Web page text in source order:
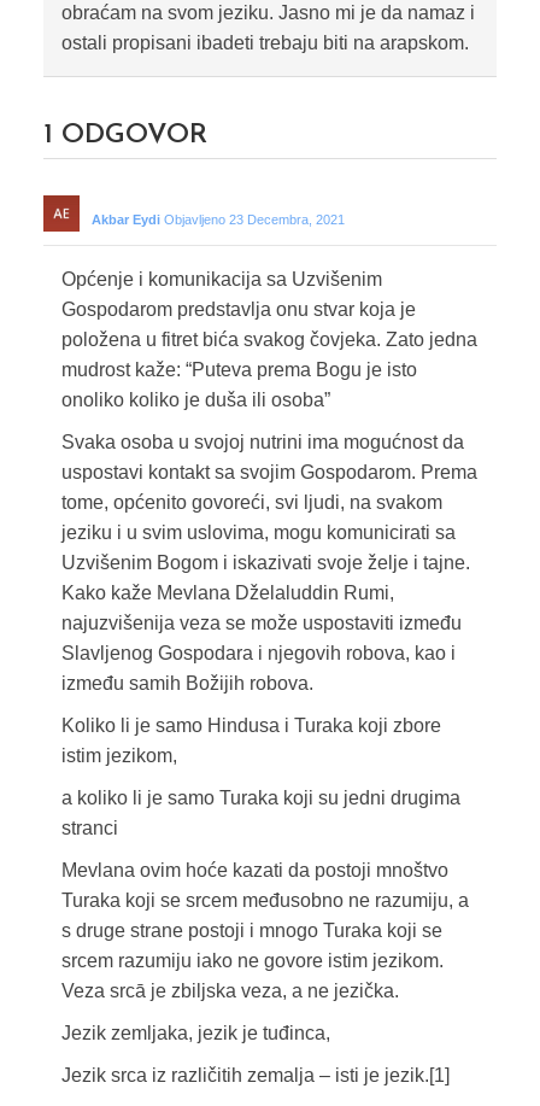
obraćam na svom jeziku. Jasno mi je da namaz i
ostali propisani ibadeti trebaju biti na arapskom.
1 ODGOVOR
Akbar Eydi Objavljeno 23 Decembra, 2021
Općenje i komunikacija sa Uzvišenim
Gospodarom predstavlja onu stvar koja je
položena u fitret bića svakog čovjeka. Zato jedna
mudrost kaže: “Puteva prema Bogu je isto
onoliko koliko je duša ili osoba”
Svaka osoba u svojoj nutrini ima mogućnost da
uspostavi kontakt sa svojim Gospodarom. Prema
tome, općenito govoreći, svi ljudi, na svakom
jeziku i u svim uslovima, mogu komunicirati sa
Uzvišenim Bogom i iskazivati svoje želje i tajne.
Kako kaže Mevlana Dželaluddin Rumi,
najuzvišenija veza se može uspostaviti između
Slavljenog Gospodara i njegovih robova, kao i
između samih Božijih robova.
Koliko li je samo Hindusa i Turaka koji zbore
istim jezikom,
a koliko li je samo Turaka koji su jedni drugima
stranci
Mevlana ovim hoće kazati da postoji mnoštvo
Turaka koji se srcem međusobno ne razumiju, a
s druge strane postoji i mnogo Turaka koji se
srcem razumiju iako ne govore istim jezikom.
Veza srcā je zbiljska veza, a ne jezička.
Jezik zemljaka, jezik je tuđinca,
Jezik srca iz različitih zemalja – isti je jezik.[1]